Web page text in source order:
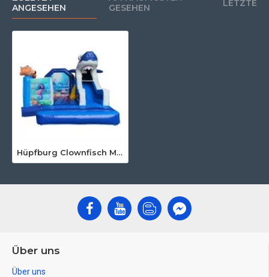
ANGESEHEN
GESEHEN
LETZTE
Hüpfburg Clownfisch Mit Rutsche
Über uns
Über uns